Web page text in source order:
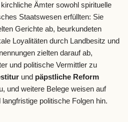
Ämter sowohl spirituelle
Staatswesen erfüllten: Sie
Gerichte ab, beurkundeten
Loyalitäten durch Landbesitz und
zielten darauf ab,
und politische Vermittler zu
und päpstliche Reform
und weitere Belege weisen auf
politische Folgen hin.